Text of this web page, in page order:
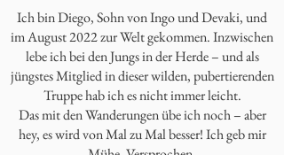
Ich bin Diego, Sohn von Ingo und Devaki, und
im August 2022 zur Welt gekommen. Inzwischen
lebe ich bei den Jungs in der Herde – und als
jüngstes Mitglied in dieser wilden, pubertierenden
Truppe hab ich es nicht immer leicht.
Das mit den Wanderungen übe ich noch – aber
hey, es wird von Mal zu Mal besser! Ich geb mir